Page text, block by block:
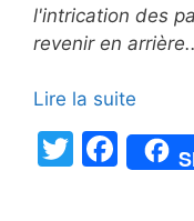
l'intrication des
revenir en
Lire la suite
T
F
a